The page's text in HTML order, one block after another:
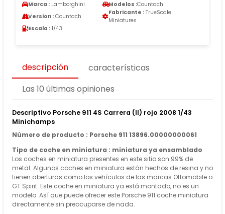
Marca : Lamborghini Modelos :Countach
Version : Countach
Fabricante : TrueScale
Miniatures
Escala : 1/43
descripción
características
Las 10 últimas opiniones
Descriptivo Porsche 911 4S Carrera (II) rojo 2008 1/43
Minichamps
Número de producto : Porsche 911 13896.00000000061
Tipo de coche en miniatura : miniatura ya ensamblado
Los coches en miniatura presentes en este sitio son 99% de
metal. Algunos coches en miniatura están hechos de resina y no
tienen aberturas como los vehículos de las marcas Ottomobile o
GT Spirit. Este coche en miniatura ya está montado, no es un
modelo. Así que puede ofrecer este Porsche 911 coche miniatura
directamente sin preocuparse de nada.